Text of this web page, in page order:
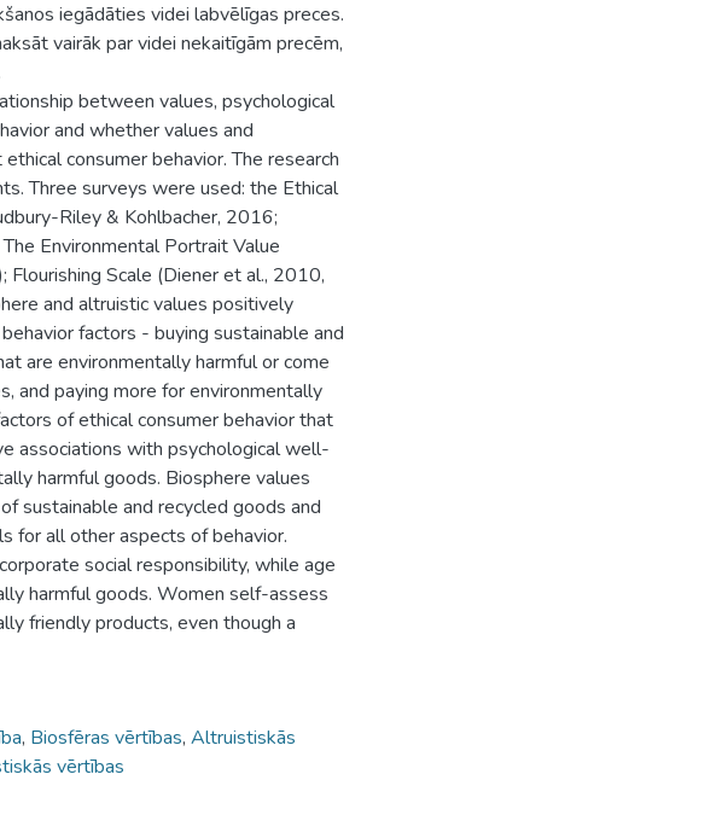
iegādāties videi labvēlīgas preces.
vairāk par videi nekaitīgām precēm,
between values, psychological
and whether values and
consumer behavior. The research
Three surveys were used: the Ethical
Riley & Kohlbacher, 2016;
Environmental Portrait Value
Scale (Diener et al., 2010,
and altruistic values positively
factors - buying sustainable and
are environmentally harmful or come
and paying more for environmentally
of ethical consumer behavior that
associations with psychological well-
harmful goods. Biosphere values
sustainable and recycled goods and
for all other aspects of behavior.
social responsibility, while age
harmful goods. Women self-assess
friendly products, even though a
, Biosfēras vērtības, Altruistiskās
vērtības